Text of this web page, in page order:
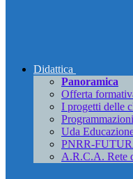
Didattica
Panoramica
Offerta
I progetti delle
Uda
PNRR-
A.R.C.A. Rete